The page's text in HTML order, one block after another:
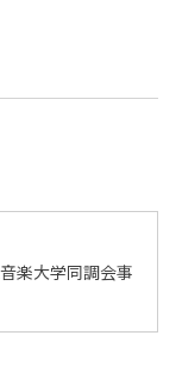
楽大学同調会事